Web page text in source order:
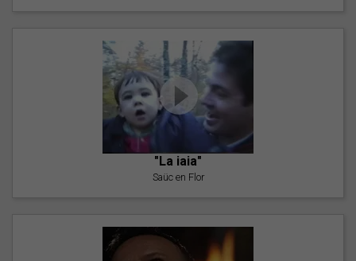
"La iaia"
Saüc en Flor